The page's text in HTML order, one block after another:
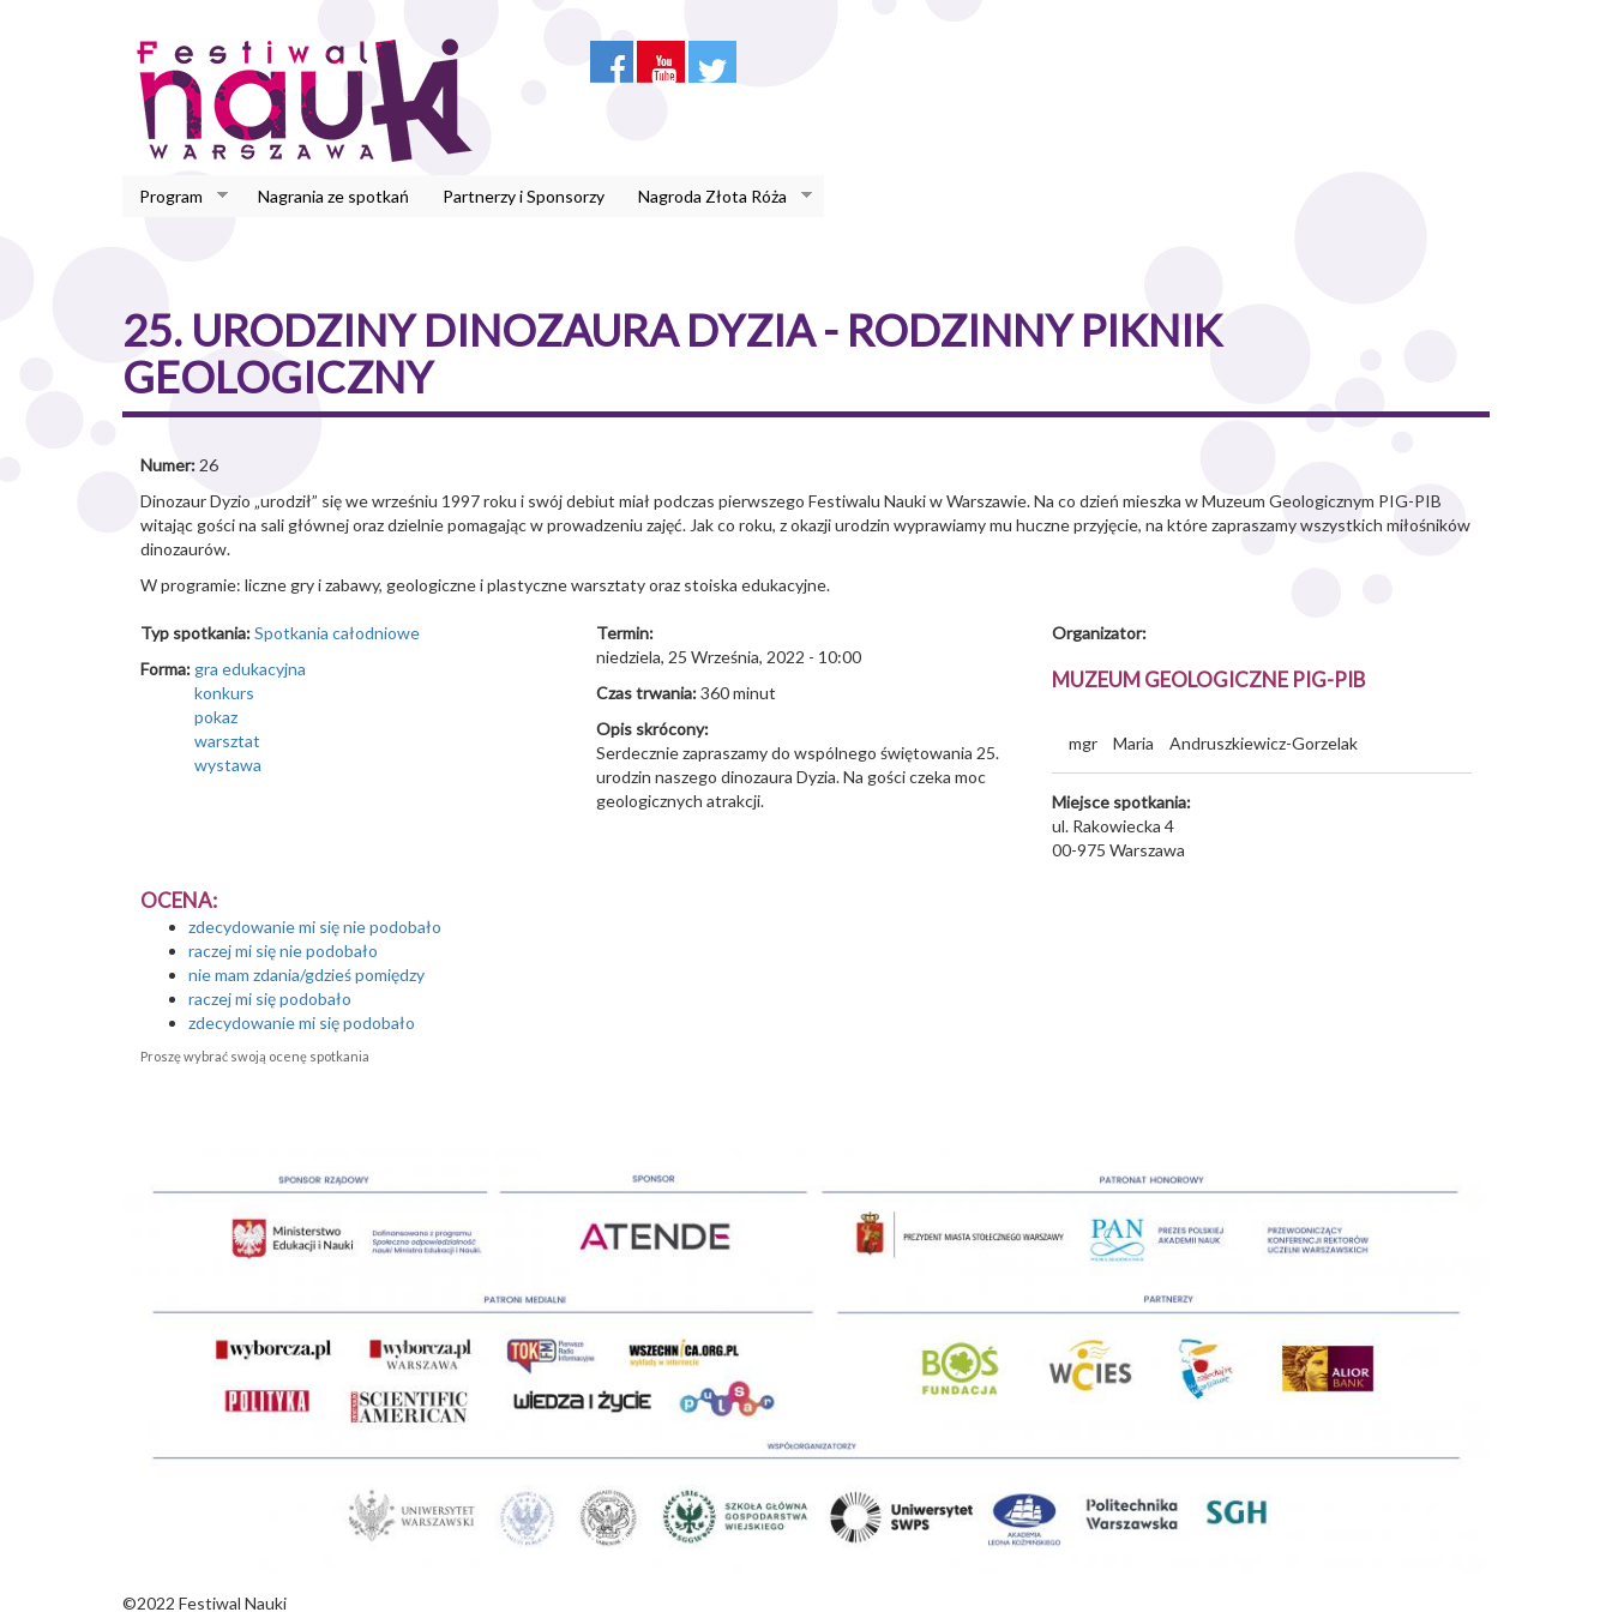
Program Nagrania ze spotkań Partnerzy i Sponsorzy Nagroda Złota Róża
25. URODZINY DINOZAURA DYZIA - RODZINNY PIKNIK
GEOLOGICZNY
Numer: 26
Dinozaur Dyzio „urodził” się we wrześniu 1997 roku i swój debiut miał podczas pierwszego Festiwalu Nauki w Warszawie. Na co dzień mieszka w Muzeum Geologicznym PIG-PIB
witając gości na sali głównej oraz dzielnie pomagając w prowadzeniu zajęć. Jak co roku, z okazji urodzin wyprawiamy mu huczne przyjęcie, na które zapraszamy wszystkich miłośników
dinozaurów.
W programie: liczne gry i zabawy, geologiczne i plastyczne warsztaty oraz stoiska edukacyjne.
Typ spotkania:Spotkania całodniowe
Forma: gra edukacyjna
konkurs
pokaz
warsztat
wystawa
Termin:
niedziela, 25 Września, 2022 - 10:00
Czas trwania:360 minut
Opis skrócony:
Serdecznie zapraszamy do wspólnego świętowania 25.
urodzin naszego dinozaura Dyzia. Na gości czeka moc
geologicznych atrakcji.
Organizator:
MUZEUM GEOLOGICZNE PIG-PIB
mgr Maria Andruszkiewicz-Gorzelak
Miejsce spotkania:
ul. Rakowiecka 4
00-975 Warszawa
OCENA:
zdecydowanie mi się nie podobało
raczej mi się nie podobało
nie mam zdania/gdzieś pomiędzy
raczej mi się podobało
zdecydowanie mi się podobało
Proszę wybrać swoją ocenę spotkania
©2022 Festiwal Nauki